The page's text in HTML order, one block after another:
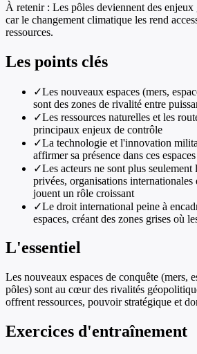
À retenir : Les pôles deviennent des
car le changement climatique les rend
ressources.
Les points clés
✓Les nouveaux espaces (mers,
sont des zones de rivalité entre
✓Les ressources naturelles et les
principaux enjeux de contrôle
✓La technologie et l'innovation
affirmer sa présence dans ces espaces
✓Les acteurs ne sont plus seulement
privées, organisations internationales
jouent un rôle croissant
✓Le droit international peine à
espaces, créant des zones grises où
L'essentiel
Les nouveaux espaces de conquête (mers,
pôles) sont au cœur des rivalités
offrent ressources, pouvoir stratégique et
Exercices d'entraînement